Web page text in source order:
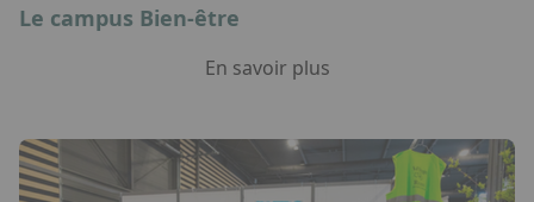
Le campus Bien-être
En savoir plus